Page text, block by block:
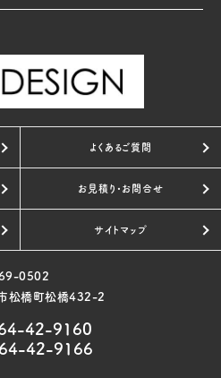
よくあるご質問
お見積り・お問合せ
サイトマップ
0502
松橋町松橋432-2
42-9160
42-9166